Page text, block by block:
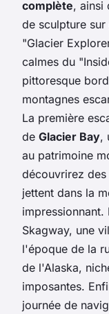
complète, ainsi
de sculpture
"Glacier
calmes du
pittoresque
montagnes
La première
de Glacier Bay,
au patrimoine
découvrirez
jettent dans la
impressionnant.
Skagway, une
l'époque de la
de l'Alaska,
imposantes.
journée de